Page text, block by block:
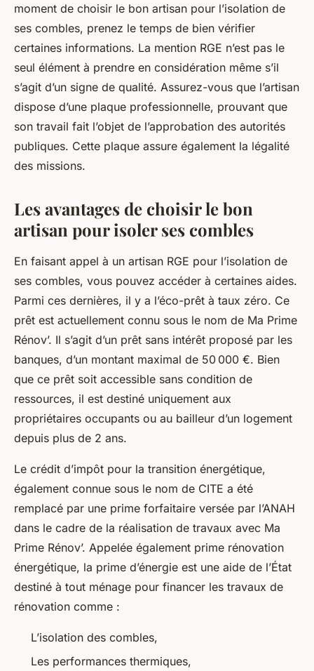
moment de choisir le bon artisan pour l’isolation de
ses combles, prenez le temps de bien vérifier
certaines informations. La mention RGE n’est pas le
seul élément à prendre en considération même s’il
s’agit d’un signe de qualité. Assurez-vous que l’artisan
dispose d’une plaque professionnelle, prouvant que
son travail fait l’objet de l’approbation des autorités
publiques. Cette plaque assure également la légalité
des missions.
Les avantages de choisir le bon
artisan pour isoler ses combles
En faisant appel à un artisan RGE pour l’isolation de
ses combles, vous pouvez accéder à certaines aides.
Parmi ces dernières, il y a l’éco-prêt à taux zéro. Ce
prêt est actuellement connu sous le nom de Ma Prime
Rénov’. Il s’agit d’un prêt sans intérêt proposé par les
banques, d’un montant maximal de 50 000 €. Bien
que ce prêt soit accessible sans condition de
ressources, il est destiné uniquement aux
propriétaires occupants ou au bailleur d’un logement
depuis plus de 2 ans.
Le crédit d’impôt pour la transition énergétique,
également connue sous le nom de CITE a été
remplacé par une prime forfaitaire versée par l’ANAH
dans le cadre de la réalisation de travaux avec Ma
Prime Rénov’. Appelée également prime rénovation
énergétique, la prime d’énergie est une aide de l’État
destiné à tout ménage pour financer les travaux de
rénovation comme :
L’isolation des combles,
Les performances thermiques,